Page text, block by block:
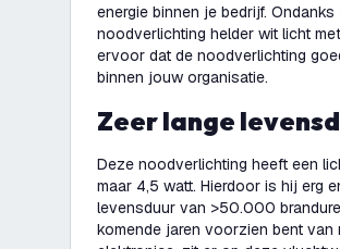
energie binnen je bedrijf.
noodverlichting helder wit licht
ervoor dat de noodverlichting
binnen jouw organisatie.
Zeer lange
Deze noodverlichting heeft een
maar 4,5 watt. Hierdoor is hij erg
levensduur van >50.000
komende jaren voorzien bent